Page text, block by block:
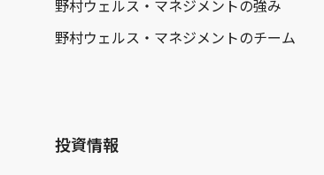
野村ウェルス・マネジメントの強み
野村ウェルス・マネジメントのチーム
投資情報